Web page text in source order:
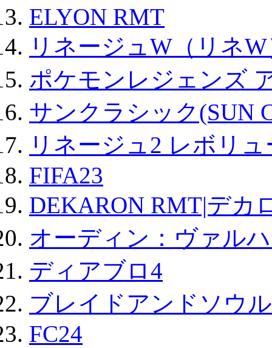
ELYON RMT
リネージュW（リネ
ポケモンレジェンズ
サンクラシック(SUN
リネージュ2 レボリ
FIFA23
DEKARON RMT|デカ
オーディン：ヴァル
ディアブロ4
ブレイドアンドソウ
FC24